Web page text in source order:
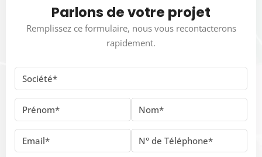
Parlons de votre projet
Remplissez ce formulaire, nous vous recontacterons
rapidement.